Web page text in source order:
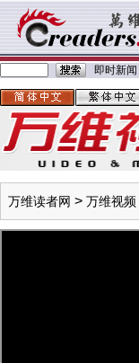
即时新闻
万维读者网 > 万维视频